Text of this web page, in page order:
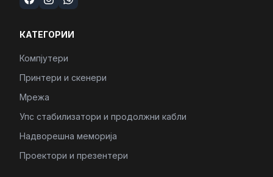
КАТЕГОРИИ
Компјутери
Принтери и скенери
Мрежа
Упс стабилизатори и продолжни кабли
Надворешна меморија
Проектори и презентери